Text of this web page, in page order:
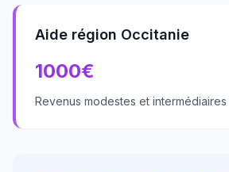
Aide région Occitanie
1000€
Revenus modestes et intermédiaires